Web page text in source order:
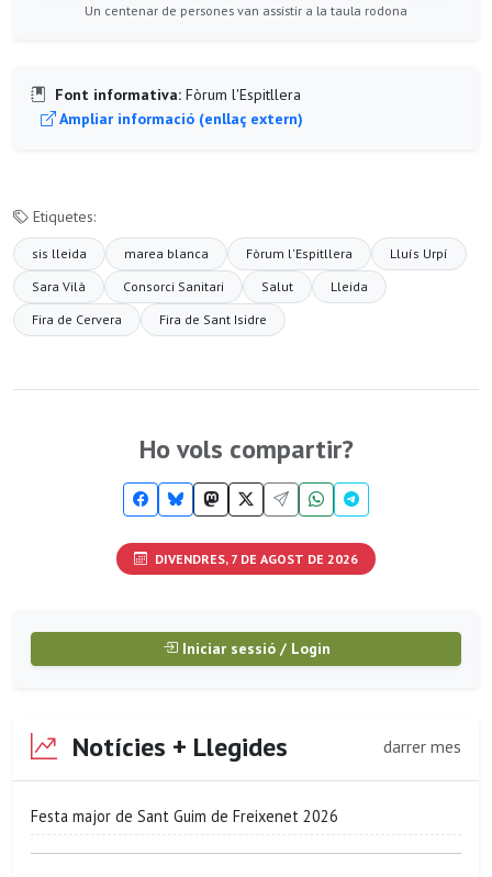
Un centenar de persones van assistir a la taula rodona
Font informativa: Fòrum l'Espitllera
Ampliar informació (enllaç extern)
Etiquetes:
sis lleida marea blanca Fòrum l'Espitllera
Lluís Urpí
Sara Vilà
Consorci Sanitari Salut
Lleida
Fira de Cervera
Fira de Sant Isidre
Ho vols compartir?
DIVENDRES, 7 DE AGOST DE 2026
Iniciar sessió / Login
Notícies + Llegides darrer mes
Festa major de Sant Guim de Freixenet 2026